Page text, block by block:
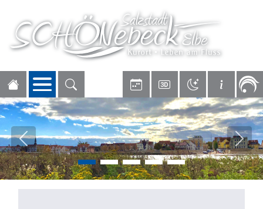
Navigation öffnen
Vorheriges Bild